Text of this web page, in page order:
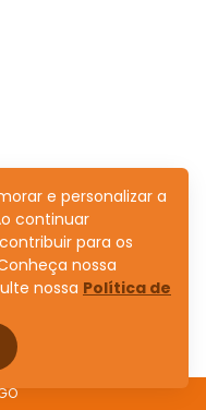
e personalizar a
continuar
para os
nossa
nossa Política de